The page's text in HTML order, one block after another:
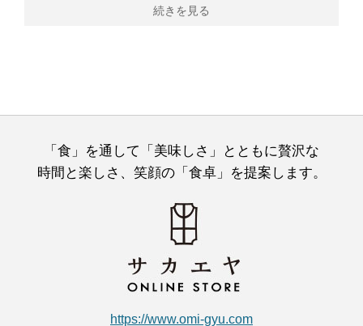
続きを見る
「食」を通して「美味しさ」とともに贅沢な
時間と楽しさ、笑顔の「食卓」を提案します。
https://www.omi-gyu.com